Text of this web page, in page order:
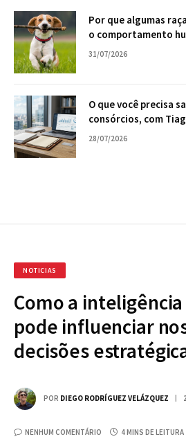
Por que algumas
o comportamento
facilidade?
31/07/2026
O que você precisa
consórcios, com
28/07/2026
NOTICIAS
Como a
pode influenciar
decisões
POR DIEGO RODRÍGUEZ VELÁZQUEZ
NENHUM COMENTÁRIO 4 MINS DE LEITURA